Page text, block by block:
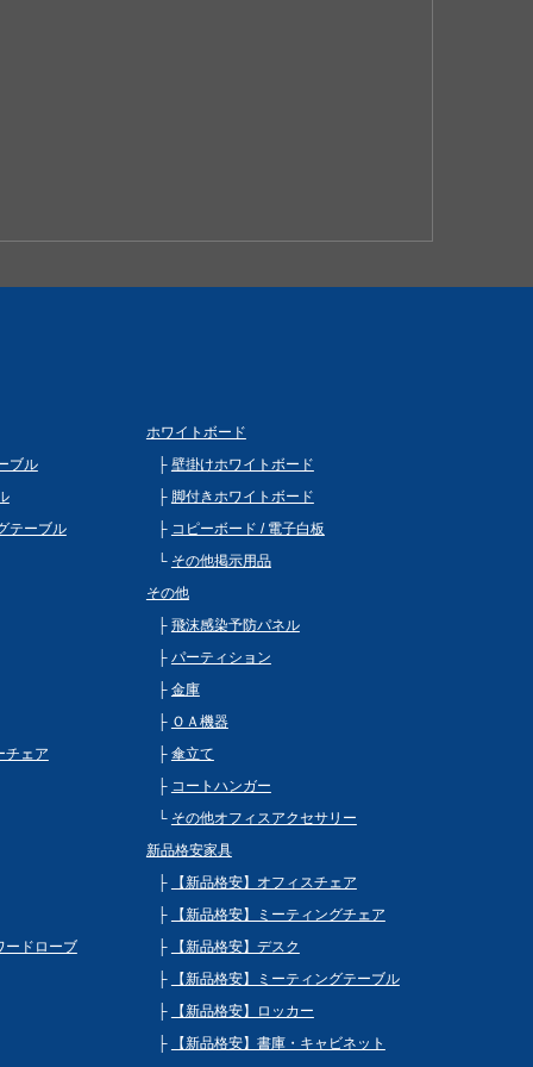
ブル
テーブル
チェア
ードローブ
ホワイトボード
壁掛けホワイトボード
脚付きホワイトボード
コピーボード / 電子白板
その他掲示用品
その他
飛沫感染予防パネル
パーティション
金庫
ＯＡ機器
傘立て
コートハンガー
その他オフィスアクセサリー
新品格安家具
【新品格安】オフィスチェア
【新品格安】ミーティングチェア
【新品格安】デスク
【新品格安】ミーティングテーブル
【新品格安】ロッカー
【新品格安】書庫・キャビネット